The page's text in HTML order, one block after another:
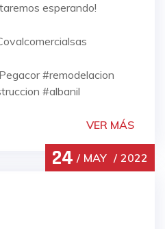
esperando!
#remodelacion
#albanil
VER MÁS
24 MAY 2022